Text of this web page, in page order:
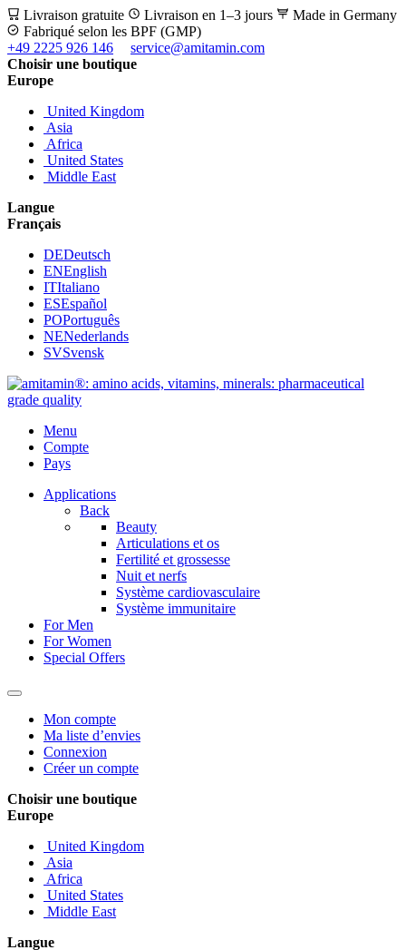
Livraison gratuite Livraison en 1–3 jours
Made in Germany
Fabriqué selon les BPF (GMP)
+49 2225 926 146
service@amitamin.com
Choisir une boutique
Europe
United Kingdom
Asia
Africa
United States
Middle East
Langue
Français
DEDeutsch
ENEnglish
ITItaliano
ESEspañol
POPortuguês
NENederlands
SVSvensk
Menu
Compte
Pays
Applications
Back
Beauty
Articulations et os
Fertilité et grossesse
Nuit et nerfs
Système cardiovasculaire
Système immunitaire
For Men
For Women
Special Offers
Mon compte
Ma liste d’envies
Connexion
Créer un compte
Choisir une boutique
Europe
United Kingdom
Asia
Africa
United States
Middle East
Langue